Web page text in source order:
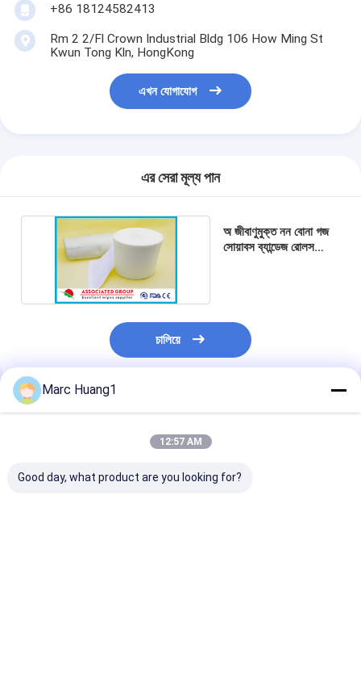
+86 18124582413
Rm 2 2/Fl Crown Industrial Bldg 106 How Ming St
Kwun Tong Kln, HongKong
এখন যোগাযোগ
এর সেরা মূল্য পান
অ জীবাণুমুক্ত নন বোনা গজ
সোয়াবস ব্যান্ডেজ রোলস
চালিয়ে
প্রস্তাবিত পণ্য
Marc Huang1
12:57 AM
Good day, what product are you looking for?